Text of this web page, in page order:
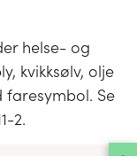
helse- og
kvikksølv, olje
faresymbol. Se
2.